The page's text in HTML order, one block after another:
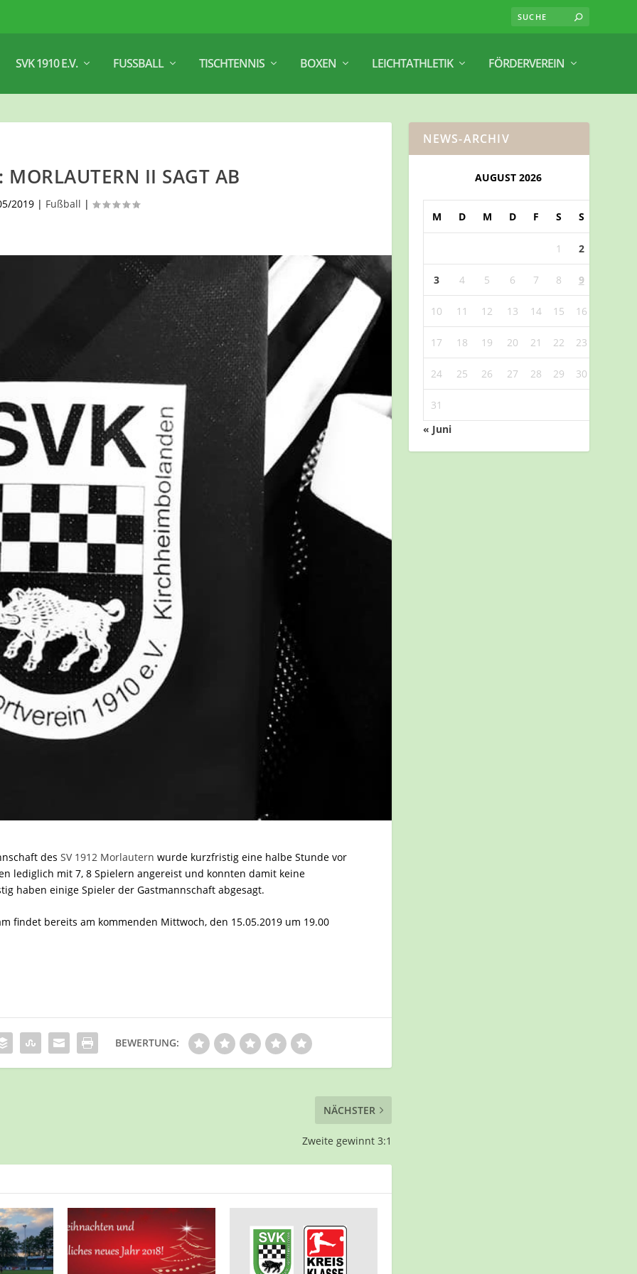
SVK 1910 E.V. FUSSBALL TISCHTENNIS BOXEN LEICHTATHLETIK FÖRDERVEREIN
MORLAUTERN II SAGT AB
2019| Fußball |
desSV 1912 Morlautern wurde kurzfristig eine halbe Stunde vor
lediglich mit 7, 8 Spielern angereist und konnten damit keine
haben einige Spieler der Gastmannschaft abgesagt.
findet bereits am kommenden Mittwoch, den 15.05.2019 um 19.00
BEWERTUNG:
NÄCHSTER
Zweite gewinnt 3:1
NEWS-ARCHIV
AUGUST 2026
M D M D F S S
1 2
3 4 5 6 7 8 9
10 11 12 13 14 15 16
17 18 19 20 21 22 23
24 25 26 27 28 29 30
31
« Juni